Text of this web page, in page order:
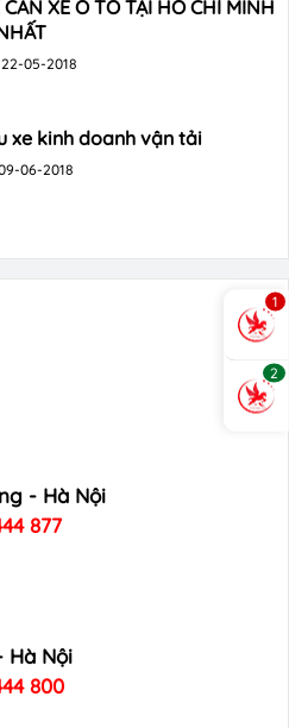
XE Ô TÔ TẠI HỒ CHÍ MINH
22-05-2018
xe kinh doanh vận tải
06-2018
- Hà Nội
877
Hà Nội
800
1
2